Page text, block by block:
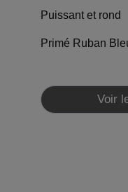
Puissant et rond
Primé Ruban
Voir